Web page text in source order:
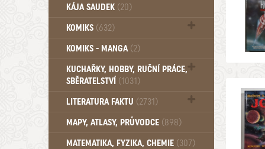
KÁJA SAUDEK (20)
KOMIKS (632)
Komiks - Čtyřlístek (234)
KOMIKS - MANGA (2)
KUCHAŘKY, HOBBY, RUČNÍ PRÁCE,
SBĚRATELSTVÍ (1031)
Dům a byt (102)
LITERATURA FAKTU (2731)
Katalogy (503)
MAPY, ATLASY, PRŮVODCE (898)
MATEMATIKA, FYZIKA, CHEMIE (307)